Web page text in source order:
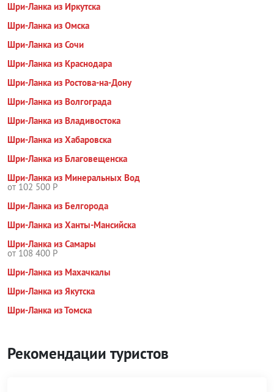
Шри-Ланка из Иркутска
Шри-Ланка из Омска
Шри-Ланка из Сочи
Шри-Ланка из Краснодара
Шри-Ланка из Ростова-на-Дону
Шри-Ланка из Волгограда
Шри-Ланка из Владивостока
Шри-Ланка из Хабаровска
Шри-Ланка из Благовещенска
Шри-Ланка из Минеральных Вод
от 102 500 Р
Шри-Ланка из Белгорода
Шри-Ланка из Ханты-Мансийска
Шри-Ланка из Самары
от 108 400 Р
Шри-Ланка из Махачкалы
Шри-Ланка из Якутска
Шри-Ланка из Томска
Рекомендации туристов